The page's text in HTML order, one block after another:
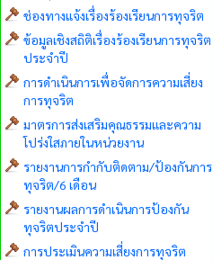
ช่องทางแจ้งเรื่องร้องเรียนการทุจริต
ข้อมูลเชิงสถิติเรื่องร้องเรียนการทุจริต
ประจำปี
การดำเนินการเพื่อจัดการความเสี่ยง
การทุจริต
มาตรการส่งเสริมคุณธรรมและความ
โปร่งใสภายในหน่วยงาน
รายงานการกำกับติดตาม/ป้องกันการ
ทุจริต/6 เดือน
รายงานผลการดำเนินการป้องกัน
ทุจริตประจำปี
การประเมินความเสี่ยงการทุจริต